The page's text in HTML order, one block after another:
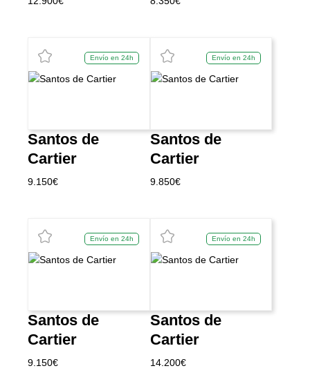
Envío en 24h
Santos de
Cartier
9.150€
Envío en 24h
Santos de
Cartier
9.850€
Envío en 24h
Santos de
Cartier
9.150€
Envío en 24h
Santos de
Cartier
14.200€